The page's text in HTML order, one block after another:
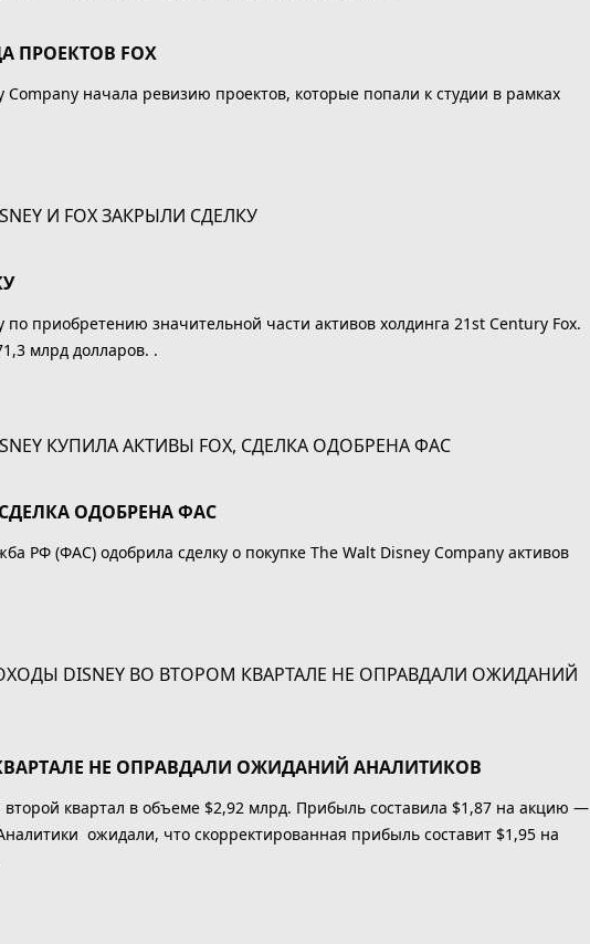
ПРОЕКТОВ FOX
начала ревизию проектов, которые попали к студии в рамках
по приобретению значительной части активов холдинга 21st Century Fox.
млрд долларов. .
ОДОБРЕНА ФАС
РФ (ФАС) одобрила сделку о покупке The Walt Disney Company активов
НЕ ОПРАВДАЛИ ОЖИДАНИЙ АНАЛИТИКОВ
второй квартал в объеме $2,92 млрд. Прибыль составила $1,87 на акцию —
ожидали, что скорректированная прибыль составит $1,95 на